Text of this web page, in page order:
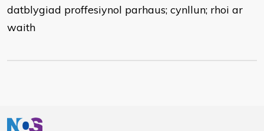
datblygiad proffesiynol parhaus; cynllun; rhoi ar
waith